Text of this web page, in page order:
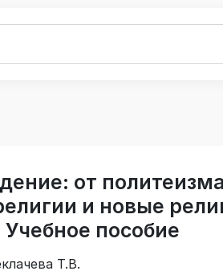
от
и новые
пособие
Т.В.